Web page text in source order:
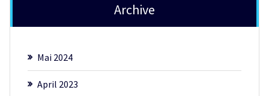
Archive
Mai 2024
April 2023